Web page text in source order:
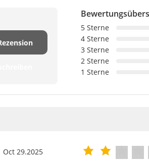
5 Sterne
4 Sterne
3 Sterne
2 Sterne
1 Sterne
Oct 29.2025